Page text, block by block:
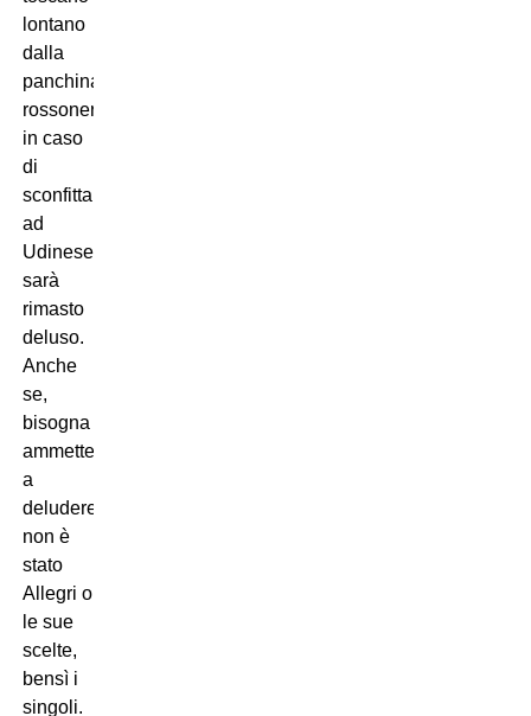
lontano
dalla
panchina
rossonera
in caso
di
sconfitta
ad
Udinese
sarà
rimasto
deluso.
Anche
se,
bisogna
ammetterlo,
a
deludere
non è
stato
Allegri o
le sue
scelte,
bensì i
singoli.